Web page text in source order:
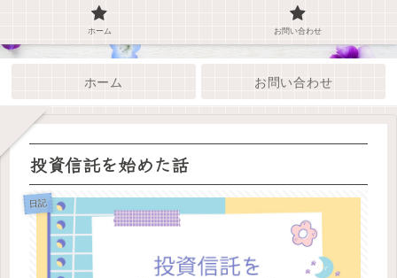
ホーム お問い合わせ
投資信託を始めた話
日記
ホーム お問い合わせ